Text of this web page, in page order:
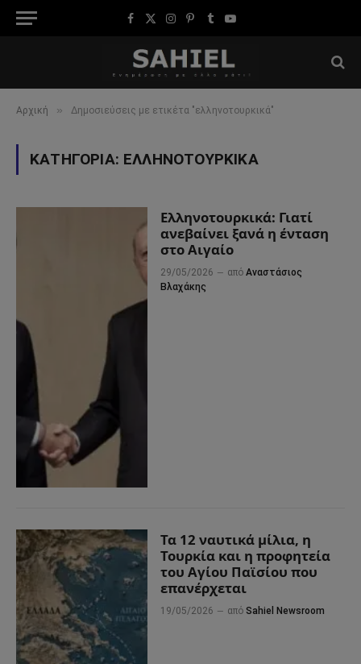
Facebook
X
Instagram
Pinterest
TumblrYouTube
Αρχική » Δημοσιεύσεις με ετικέτα "ελληνοτουρκικά"
ΚΑΤΗΓΟΡΊΑ: ΕΛΛΗΝΟΤΟΥΡΚΙΚΆ
Ελληνοτουρκικά: Γιατί
ανεβαίνει ξανά η ένταση
στο Αιγαίο
29/05/2026 από Αναστάσιος
Βλαχάκης
Τα 12 ναυτικά μίλια, η
Τουρκία και η προφητεία
του Αγίου Παϊσίου που
επανέρχεται
19/05/2026 από Sahiel Newsroom